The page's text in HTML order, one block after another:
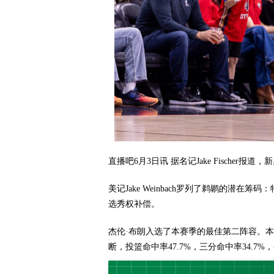
直播吧6月3日讯 据名记Jake Fischer报道，
美记Jake Weinbach罗列了鹈鹕的潜在筹码
选秀权补偿。
杰伦·布朗入选了本赛季的最佳第二阵容。
断，投篮命中率47.7%，三分命中率34.7%